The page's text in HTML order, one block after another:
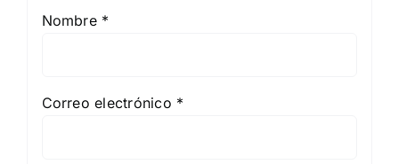
Nombre *
Correo electrónico *